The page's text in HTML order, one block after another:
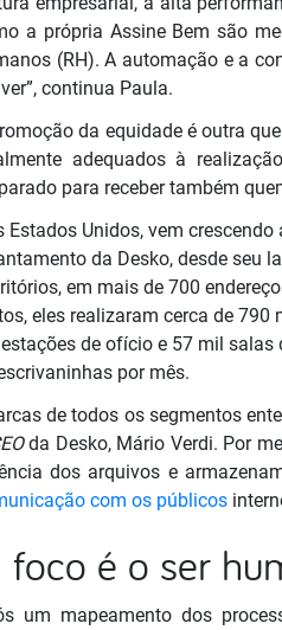
a própria Assine Bem são
(RH). A automação e a
continua Paula.
da equidade é outra
adequados à
para receber também
Estados Unidos, vem
da Desko, desde seu
em mais de 700
eles realizaram cerca de
de ofício e 57 mil salas
por mês.
de todos os segmentos
da Desko, Mário Verdi. Por
dos arquivos e
com os públicos
foco é o ser
um mapeamento dos